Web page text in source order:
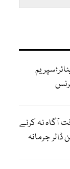
آگاہ نہ کرنے